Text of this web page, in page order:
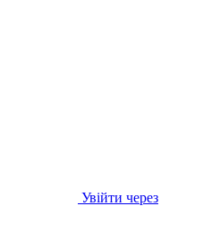
Увійти через